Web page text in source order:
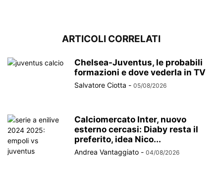
ARTICOLI CORRELATI
Chelsea-Juventus, le probabili
formazioni e dove vederla in TV
Salvatore Ciotta - 05/08/2026
Calciomercato Inter, nuovo
esterno cercasi: Diaby resta il
preferito, idea Nico...
Andrea Vantaggiato - 04/08/2026